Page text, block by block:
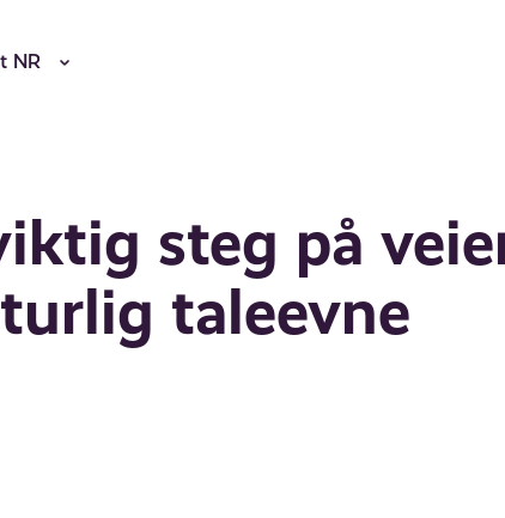
NR
steg på
taleevne